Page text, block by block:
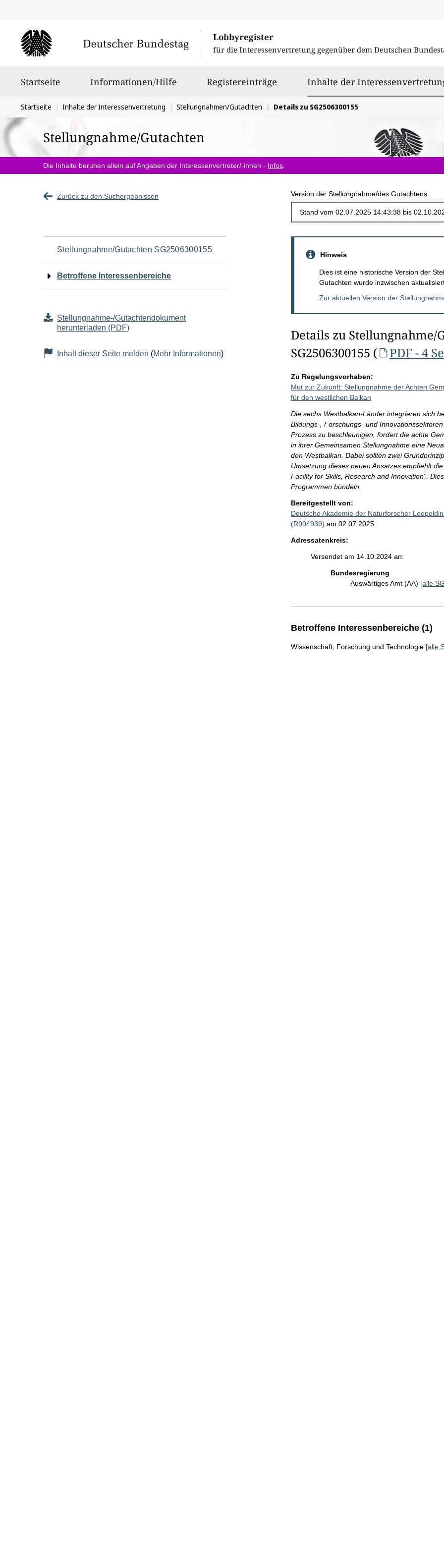
Lobbyregister
für die Interessenvertretung gegenüber dem Deutschen
Startseite Informationen/Hilfe Registereinträge Inhalte der
Sie
befinden
sich
hier:
Startseite Inhalte der Interessenvertretung Stellungnahmen/Gutachten Details zu SG2506300155
Stellungnahme/Gutachten
Die Inhalte beruhen allein auf Angaben der Interessenvertreter/-innen - Infos
Zurück zu den Suchergebnissen Version der Stellungnahme/des Gutachtens
Navigation
für
Seiteninhalt
Stellungnahme/Gutachten SG2506300155
Betroffene Interessenbereiche
Stellungnahme-/Gutachtendokument
herunterladen (PDF)
Inhalt dieser Seite melden (Mehr Informationen)
Hinweis
Dies ist eine historische Version der
Gutachten wurde inzwischen
Zur aktuellen Version der
Details zu Stellungnahme/
SG2506300155 (
PDF - 4
Zu Regelungsvorhaben:
Mut zur Zukunft: Stellungnahme der Achten
für den westlichen Balkan
Die sechs Westbalkan-Länder integrieren sich
Bildungs-, Forschungs- und
Prozess zu beschleunigen, fordert die achte
in ihrer Gemeinsamen Stellungnahme eine
den Westbalkan. Dabei sollten zwei
Umsetzung dieses neuen Ansatzes empfiehlt
Facility for Skills, Research and Innovation“.
Programmen bündeln.
Bereitgestellt von:
Deutsche Akademie der Naturforscher
(R004939) am 02.07.2025
Adressatenkreis:
Versendet am 14.10.2024 an:
Bundesregierung
Auswärtiges Amt (AA) [alle
Betroffene Interessenbereiche (1)
Wissenschaft, Forschung und Technologie [alle